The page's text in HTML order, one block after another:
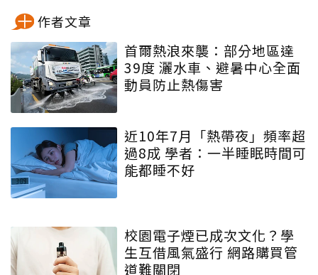
作者文章
首爾熱浪來襲：部分地區達
39度 灑水車、避暑中心全面
動員防止熱傷害
近10年7月「熱帶夜」頻率超
過8成 學者：一半睡眠時間可
能都睡不好
校園電子煙已成次文化？學
生互借風氣盛行 網路購買管
道難關閉